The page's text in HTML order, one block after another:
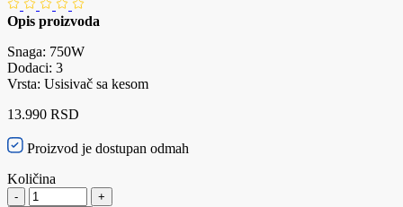
Opis proizvoda
Snaga: 750W
Dodaci: 3
Vrsta: Usisivač sa kesom
13.990 RSD
Proizvod je dostupan odmah
Količina
-
+